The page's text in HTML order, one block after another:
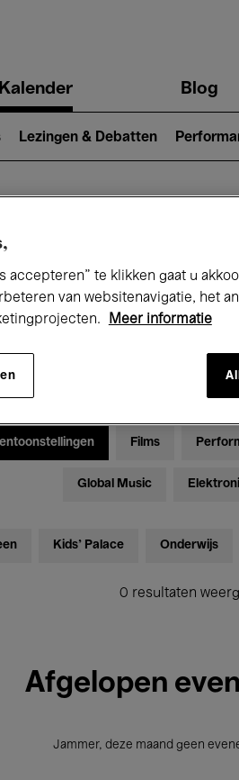
Kalender Blog
Lezingen & Debatten
Films
Global Music
Kids’ Palace Onderwijs
0 resultaten
Afgelopen
Jammer, deze maand geen
accepteren” te klikken gaat u
van websitenavigatie, het
Meer informatie